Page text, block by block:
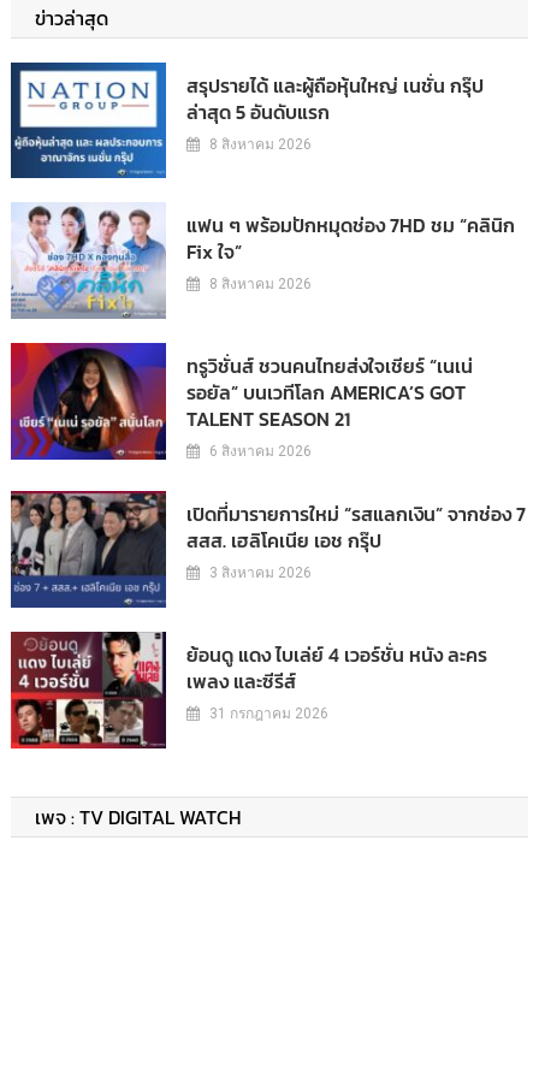
ข่าวล่าสุด
สรุปรายได้ และผู้ถือหุ้นใหญ่ เนชั่น กรุ๊ป
ล่าสุด 5 อันดับแรก
8 สิงหาคม 2026
แฟน ๆ พร้อมปักหมุดช่อง 7HD ชม “คลินิก
Fix ใจ”
8 สิงหาคม 2026
ทรูวิชั่นส์ ชวนคนไทยส่งใจเชียร์ “เนเน่
รอยัล” บนเวทีโลก AMERICA’S GOT
TALENT SEASON 21
6 สิงหาคม 2026
เปิดที่มารายการใหม่ “รสแลกเงิน” จากช่อง 7
สสส. เฮลิโคเนีย เอช กรุ๊ป
3 สิงหาคม 2026
ย้อนดู แดง ไบเล่ย์ 4 เวอร์ชั่น หนัง ละคร
เพลง และซีรีส์
31 กรกฎาคม 2026
เพจ : TV DIGITAL WATCH